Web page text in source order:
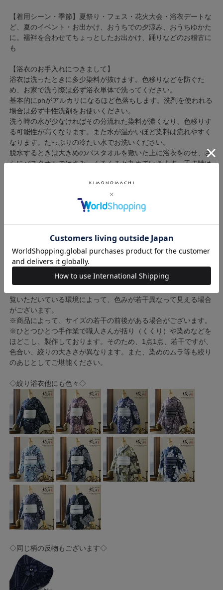
【着用シーン・季節】夏祭り・フェス・花火大会・浴衣デートな
ど、夏のイベント・お出かけ、おうちでの夕涼み、おうちゆかた
に。襦袢を合わせてちょっとしたお出かけ、踊りなどのお稽古に
も
【浴衣のお手入れにつきまして】
浴衣は洗ったときに多少染料が抜けます。色移りなどを防ぐた
め、お家で洗う際は必ず浴衣単体で洗ってください。
基本的にphがアルカリになるほど色落ちします。洗剤を使われる
場合は必ず中性洗剤をお使いください。
洗う時の水が少なければその分流れた染料が濃くなり、色移りす
る可能性が高くなります。また水が温かいほど染料は流れやすく
なります。たっぷりの冷たい水でお洗いください。
脱水するときは大きめのバスタオルを敷いた上に浴衣をのせ、さ
らにバスタオルではさみ、くるくると丸めていきます。干す時は
高い位置に干せない場合は浴衣の背中を軸にして横向きにかけて
※商品の色味につきまして、実物に近づけるよう画像処理をして
おりますがお客様のモニターによって差異が生じます。あらかじ
めご了承ください。
※浴衣には透け感がございます。浴衣の下には浴衣スリップなど
浴衣用肌着のご着用をおすすめいたします。
覧いただいている環境によって、色みが若干異なって見える場合
がございます。
※商品によって、サイズの若干の前後がある場合がございます。
※ひとつひとつ手作業で職人さんが括り（くくり）や染めなどを
ほどこし、製作しております。そのため、1点1点、若干ですが、
色合い、絞りの大きさが異なります。また、染めのムラ等も絞り
のあじとしてご堪能ください。
◇絞り浴衣他にも色々◇
◇同じ柄の反物もございます◇